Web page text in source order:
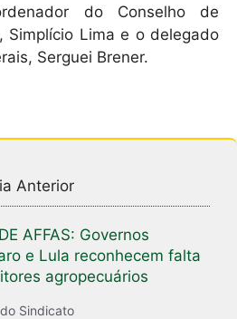
do Conselho de
Simplício Lima e o delegado
Serguei Brener.
Anterior
AFFAS: Governos
e Lula reconhecem falta
agropecuários
Sindicato